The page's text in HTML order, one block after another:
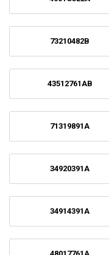
73210482B
43512761AB
71319891A
34920391A
34914391A